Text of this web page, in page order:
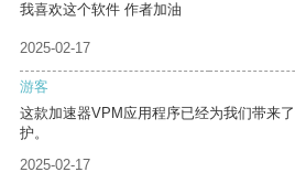
我喜欢这个软件 作者加油
2025-02-17
游客
这款加速器VPM应用程序已经为我们带来
护。
2025-02-17